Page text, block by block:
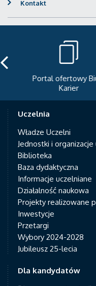
Kontakt
Portal ofertowy
Karier
Uczelnia
Władze Uczelni
Jednostki i organizacje
Biblioteka
Baza dydaktyczna
Informacje uczelniane
Działalność naukowa
Projekty realizowane
Inwestycje
Przetargi
Wybory 2024-2028
Jubileusz 25-lecia
Dla kandydatów